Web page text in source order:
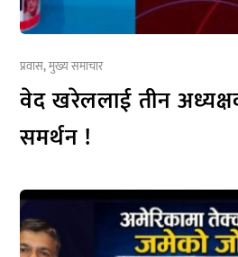
प्रवास,मुख्य समाचार
वेद खरेललाई तीन
समर्थन !